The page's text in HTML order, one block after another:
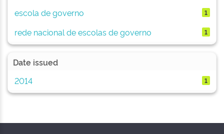
escola de governo 1
rede nacional de escolas de governo 1
Date issued
2014
1